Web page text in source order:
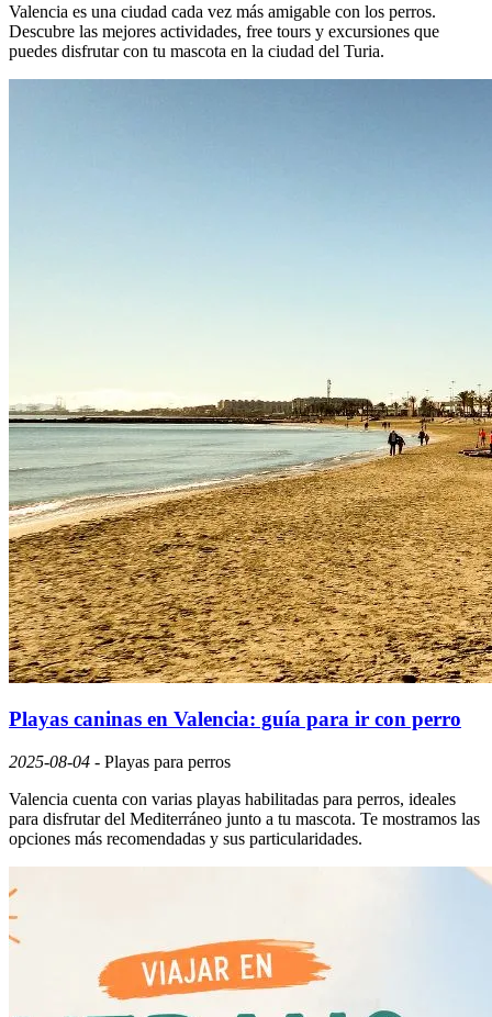
Valencia es una ciudad cada vez más amigable con los perros.
Descubre las mejores actividades, free tours y excursiones que
puedes disfrutar con tu mascota en la ciudad del Turia.
Playas caninas en Valencia: guía para ir con perro
2025-08-04 - Playas para perros
Valencia cuenta con varias playas habilitadas para perros, ideales
para disfrutar del Mediterráneo junto a tu mascota. Te mostramos las
opciones más recomendadas y sus particularidades.